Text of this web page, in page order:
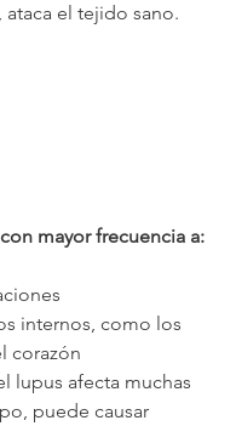
ataca el tejido sano.
mayor frecuencia a:
internos, como los
corazón
lupus afecta muchas
puede causar